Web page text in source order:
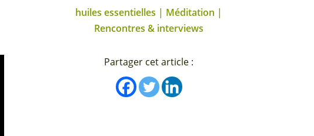
huiles essentielles | Méditation |
Rencontres & interviews
Partager cet article :